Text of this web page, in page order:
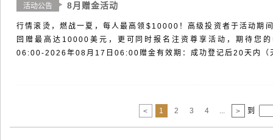
活动公告 8月赠金活动
行情滚烫，燃战一夏，每人最高领$10000！高级投资者于活动期
回赠最高达10000美元，更可同时报名注资尊享活动，期待您
06:00-2026年08月17日06:00赠金有效期：成功登记后20天内（
< 1 2 3 4 ... > 到